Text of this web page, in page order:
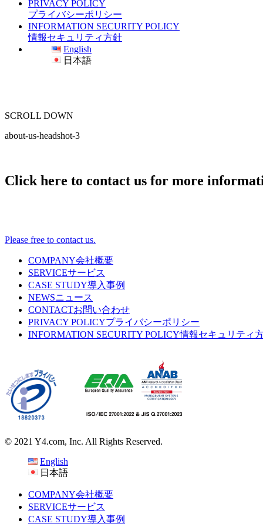
PRIVACY POLICY
プライバシーポリシー
INFORMATION SECURITY POLICY
情報セキュリティ方針
English
日本語
SCROLL DOWN
about-us-headshot-3
Click here to contact us for more
Please free to contact us.
COMPANY会社概要
SERVICEサービス
CASE STUDY導入事例
NEWSニュース
CONTACTお問い合わせ
PRIVACY POLICYプライバシーポリシー
INFORMATION SECURITY POLICY情報セキュリティ
© 2021 Y4.com, Inc. All Rights Reserved.
English
日本語
COMPANY会社概要
SERVICEサービス
CASE STUDY導入事例